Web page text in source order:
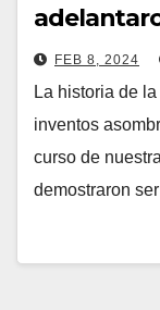
FEB 8, 2024
La historia de
inventos
curso de
demostraron